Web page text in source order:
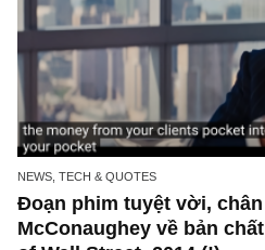
NEWS, TECH & QUOTES